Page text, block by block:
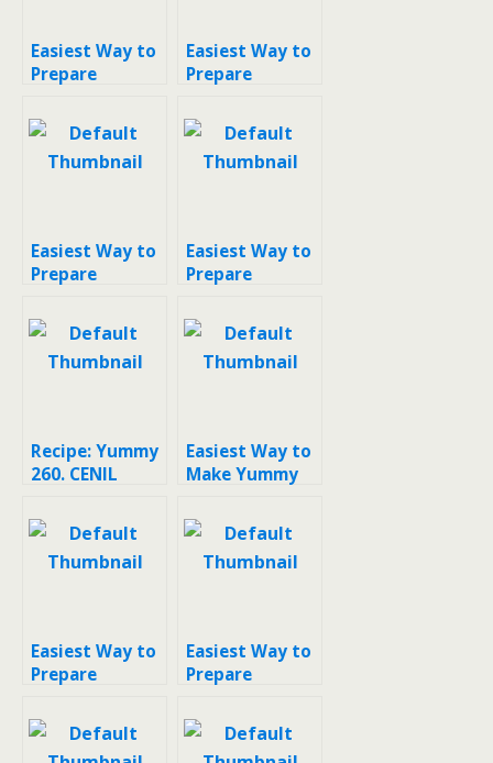
Easiest Way to
Prepare
Cenil mocaf
tabur kelapa
parut
Easiest Way to
Prepare
Cenil gulmer
choco
Easiest Way to
Prepare
Easiest Way to
Prepare
Recipe: Yummy
260. CENIL
Easiest Way to
Make Yummy
Easiest Way to
Prepare
Easiest Way to
Prepare
Cenil